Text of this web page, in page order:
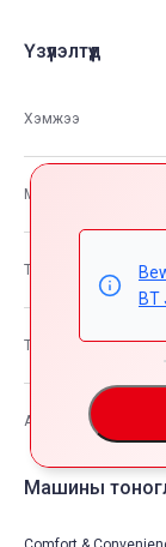
BT
Үзүүлэлтүүд
Хэмжээ
М3
Тээврийн
Тээврийн
Ачааны хамгийн
Машины